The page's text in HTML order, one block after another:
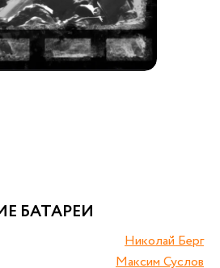
БАТАРЕИ
Николай Берг
Максим Суслов